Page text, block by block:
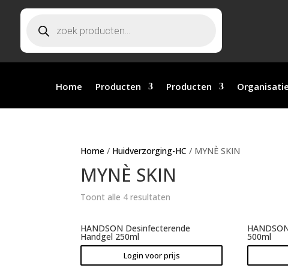
Home Producten Producten Organisatie
Home / Huidverzorging-HC / MYNÈ SKIN
MYNÈ SKIN
Toont alle 4 resultaten
HANDSON Desinfecterende
Handgel 250ml
Login voor prijs
500ml